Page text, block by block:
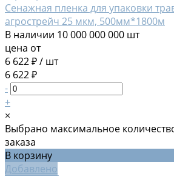
Сенажная пленка для упаковки
агрострейч 25 мкм, 500мм*1800м
В наличии 10 000 000 000 шт
цена от
6 622 ₽/ шт
6 622 ₽
-
+
×
Выбрано максимальное
заказа
В корзину
Добавлено